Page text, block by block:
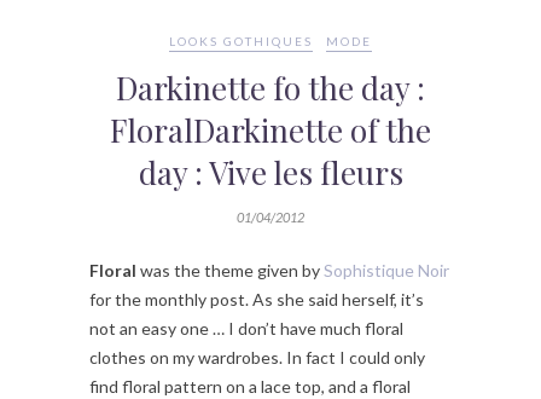
LOOKS GOTHIQUES MODE
Darkinette fo the day :
FloralDarkinette of the
day : Vive les fleurs
01/04/2012
Floral was the theme given bySophistique Noir
for the monthly post. As she said herself, it’s
not an easy one … I don’t have much floral
clothes on my wardrobes. In fact I could only
find floral pattern on a lace top, and a floral